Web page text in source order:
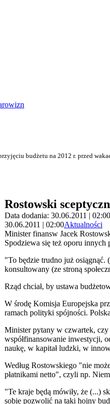
do serwisu
budżetu na 2012 r. przed
Rostowski
Data dodania: 30.06.2011 | 02:00
30.06.2011 | 02:00Aktualności
Minister finansw Jacek
Spodziewa się też oporu
"To będzie trudno już osiągnąć.
konsultowany (ze stroną
Rząd chciał, by ustawa
W środę Komisja Europejska
ramach polityki spójności.
Minister pytany w czwartek, czy
współfinansowanie inwestycji,
naukę, w kapitał ludzki, w
Według Rostowskiego "nie
płatnikami netto", czyli np.
"Te kraje będą mówiły, że (...)
sobie pozwolić na taki hojny